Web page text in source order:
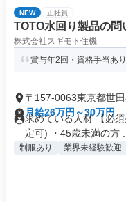
NEW 正社員
TOTO水回り製品の
株式会社スギモト住機
賞与年2回・資格手当あ
〒157-0063東京都世
月給26万円～30万円
求めている人材 【必
定可) ・45歳未満の方 ...
制服あり 業界未経験歓迎